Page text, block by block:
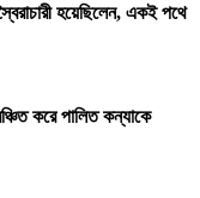
হয়েছিলেন, একই পথে
করে পালিত কন্যাকে